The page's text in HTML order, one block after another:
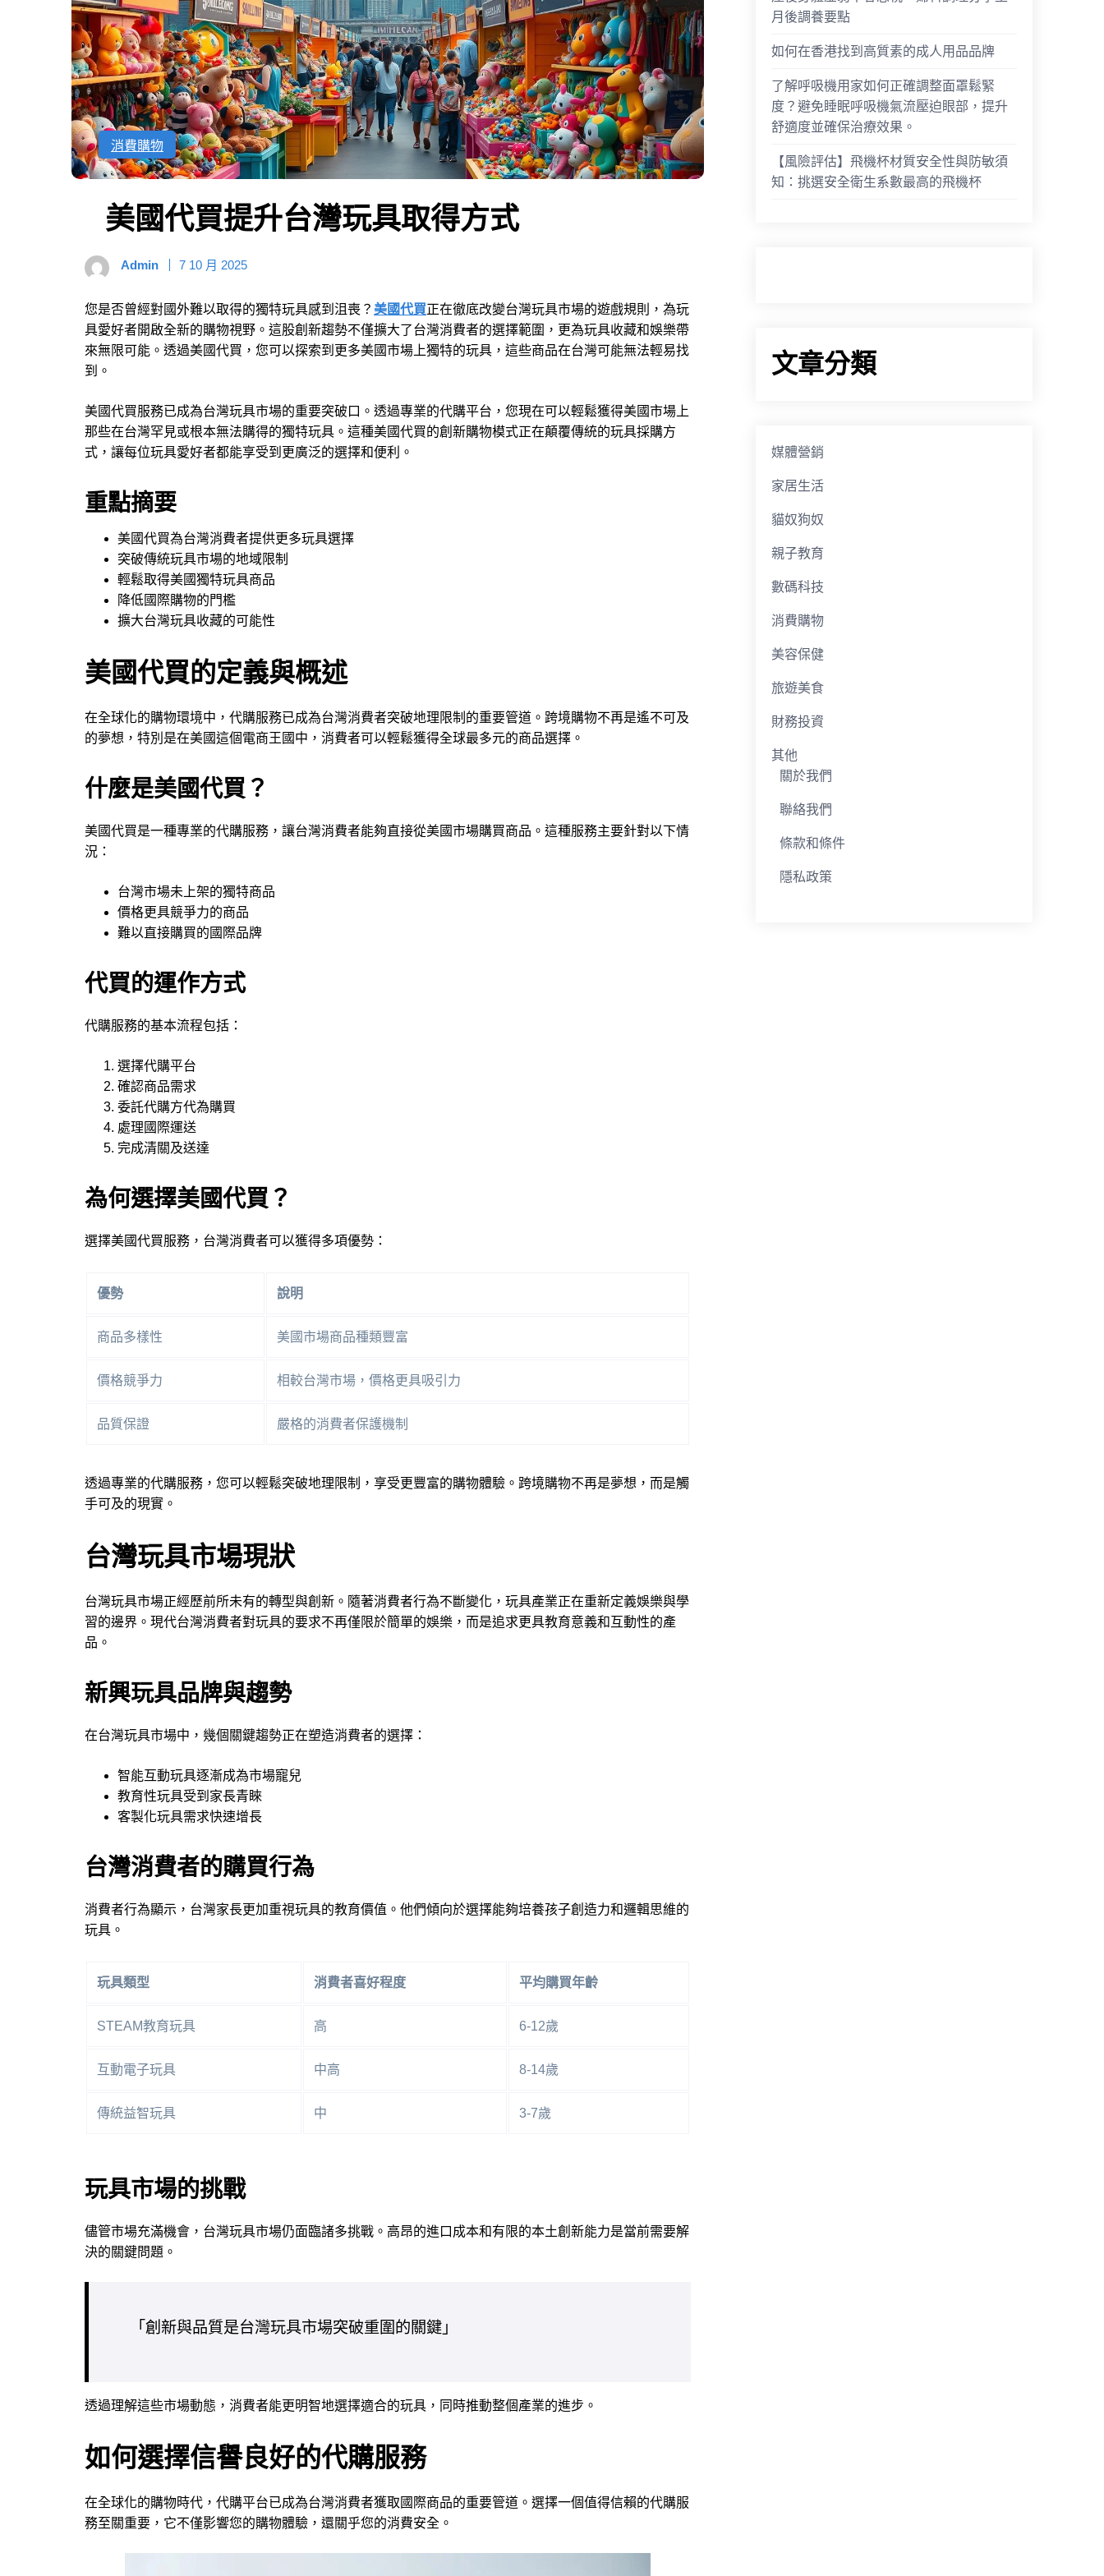
消費購物
美國代買提升台灣玩具取得方式
Admin 7 10 月 2025
您是否曾經對國外難以取得的獨特玩具感到沮喪？ 美國代買正在徹底改變台灣玩具市場的遊戲規則，為玩
具愛好者開啟全新的購物視野。這股創新趨勢不僅擴大了台灣消費者的選擇範圍，更為玩具收藏和娛樂帶
來無限可能。透過美國代買，您可以探索到更多美國市場上獨特的玩具，這些商品在台灣可能無法輕易找
到。
美國代買服務已成為台灣玩具市場的重要突破口。透過專業的代購平台，您現在可以輕鬆獲得美國市場上
那些在台灣罕見或根本無法購得的獨特玩具。這種美國代買的創新購物模式正在顛覆傳統的玩具採購方
式，讓每位玩具愛好者都能享受到更廣泛的選擇和便利。
重點摘要
美國代買為台灣消費者提供更多玩具選擇
突破傳統玩具市場的地域限制
輕鬆取得美國獨特玩具商品
降低國際購物的門檻
擴大台灣玩具收藏的可能性
美國代買的定義與概述
在全球化的購物環境中，代購服務已成為台灣消費者突破地理限制的重要管道。跨境購物不再是遙不可及
的夢想，特別是在美國這個電商王國中，消費者可以輕鬆獲得全球最多元的商品選擇。
什麼是美國代買？
美國代買是一種專業的代購服務，讓台灣消費者能夠直接從美國市場購買商品。這種服務主要針對以下情
況：
台灣市場未上架的獨特商品
價格更具競爭力的商品
難以直接購買的國際品牌
代買的運作方式
代購服務的基本流程包括：
選擇代購平台
確認商品需求
委託代購方代為購買
處理國際運送
完成清關及送達
為何選擇美國代買？
選擇美國代買服務，台灣消費者可以獲得多項優勢：
優勢 說明
商品多樣性 美國市場商品種類豐富
價格競爭力 相較台灣市場，價格更具吸引力
品質保證 嚴格的消費者保護機制
透過專業的代購服務，您可以輕鬆突破地理限制，享受更豐富的購物體驗。跨境購物不再是夢想，而是觸
手可及的現實。
台灣玩具市場現狀
台灣玩具市場正經歷前所未有的轉型與創新。隨著消費者行為不斷變化，玩具產業正在重新定義娛樂與學
習的邊界。現代台灣消費者對玩具的要求不再僅限於簡單的娛樂，而是追求更具教育意義和互動性的產
品。
新興玩具品牌與趨勢
在台灣玩具市場中，幾個關鍵趨勢正在塑造消費者的選擇：
智能互動玩具逐漸成為市場寵兒
教育性玩具受到家長青睞
客製化玩具需求快速增長
台灣消費者的購買行為
消費者行為顯示，台灣家長更加重視玩具的教育價值。他們傾向於選擇能夠培養孩子創造力和邏輯思維的
玩具。
玩具類型 消費者喜好程度 平均購買年齡
STEAM教育玩具 高 6-12歲
互動電子玩具 中高 8-14歲
傳統益智玩具 中 3-7歲
玩具市場的挑戰
儘管市場充滿機會，台灣玩具市場仍面臨諸多挑戰。高昂的進口成本和有限的本土創新能力是當前需要解
決的關鍵問題。
「創新與品質是台灣玩具市場突破重圍的關鍵」
透過理解這些市場動態，消費者能更明智地選擇適合的玩具，同時推動整個產業的進步。
如何選擇信譽良好的代購服務
在全球化的購物時代，代購平台已成為台灣消費者獲取國際商品的重要管道。選擇一個值得信賴的代購服
務至關重要，它不僅影響您的購物體驗，還關乎您的消費安全。
月後調養要點
如何在香港找到高質素的成人用品品牌
了解呼吸機用家如何正確調整面罩鬆緊
度？避免睡眠呼吸機氣流壓迫眼部，提升
舒適度並確保治療效果。
【風險評估】飛機杯材質安全性與防敏須
知：挑選安全衛生系數最高的飛機杯
文章分類
媒體營銷
家居生活
貓奴狗奴
親子教育
數碼科技
消費購物
美容保健
旅遊美食
財務投資
其他
關於我們
聯絡我們
條款和條件
隱私政策